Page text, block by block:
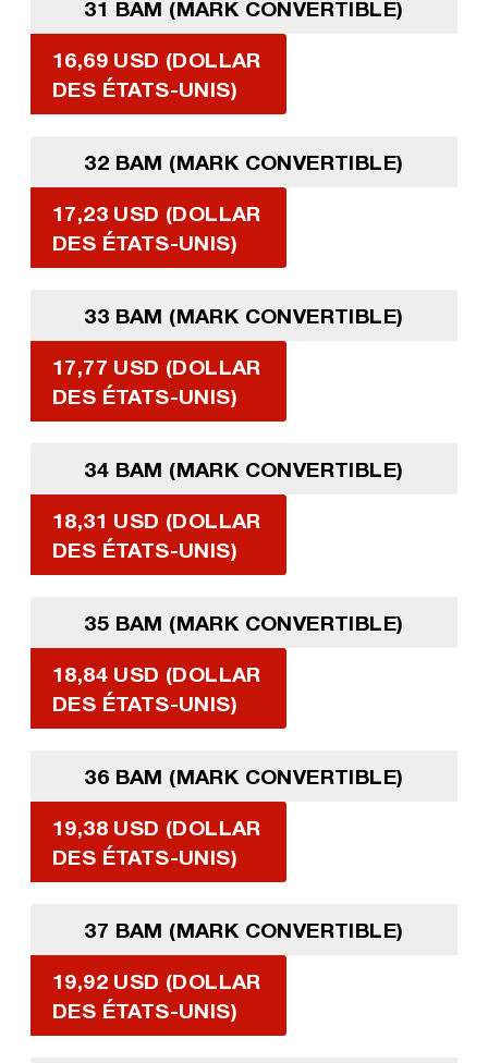
31 BAM (MARK CONVERTIBLE)
16,69 USD (DOLLAR
DES ÉTATS-UNIS)
32 BAM (MARK CONVERTIBLE)
17,23 USD (DOLLAR
DES ÉTATS-UNIS)
33 BAM (MARK CONVERTIBLE)
17,77 USD (DOLLAR
DES ÉTATS-UNIS)
34 BAM (MARK CONVERTIBLE)
18,31 USD (DOLLAR
DES ÉTATS-UNIS)
35 BAM (MARK CONVERTIBLE)
18,84 USD (DOLLAR
DES ÉTATS-UNIS)
36 BAM (MARK CONVERTIBLE)
19,38 USD (DOLLAR
DES ÉTATS-UNIS)
37 BAM (MARK CONVERTIBLE)
19,92 USD (DOLLAR
DES ÉTATS-UNIS)